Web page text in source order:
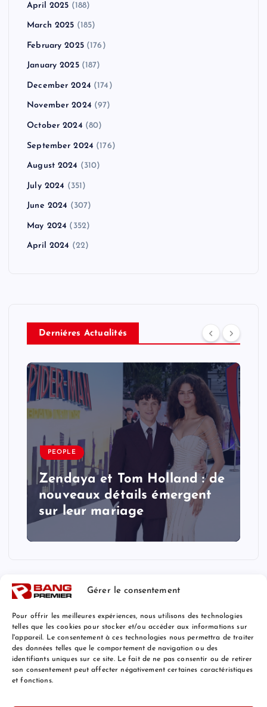
Gérer le consentement
Pour offrir les meilleures expériences, nous utilisons des technologies
telles que les cookies pour stocker et/ou accéder aux informations sur
l'appareil. Le consentement à ces technologies nous permettra de traiter
des données telles que le comportement de navigation ou des
identifiants uniques sur ce site. Le fait de ne pas consentir ou de retirer
son consentement peut affecter négativement certaines caractéristiques
et fonctions.
April 2025 (188)
March 2025 (185)
February 2025(176)
January 2025(187)
December 2024 (174)
November 2024 (97)
October 2024 (80)
September 2024 (176)
August 2024 (310)
July 2024 (351)
June 2024 (307)
May 2024 (352)
April 2024 (22)
Derniéres Actualités
PEOPLE
Zendaya et Tom Holland : de
nouveaux détails émergent
sur leur mariage
Mentions Légales